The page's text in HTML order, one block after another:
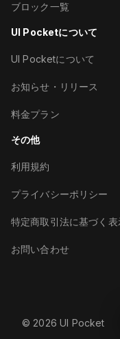
ブロック一覧
UI Pocketについて
UI Pocketについて
お知らせ・リリース
料金プラン
その他
利用規約
プライバシーポリシー
特定商取引法に基づく表
お問い合わせ
©︎ 2026 UI Pocket